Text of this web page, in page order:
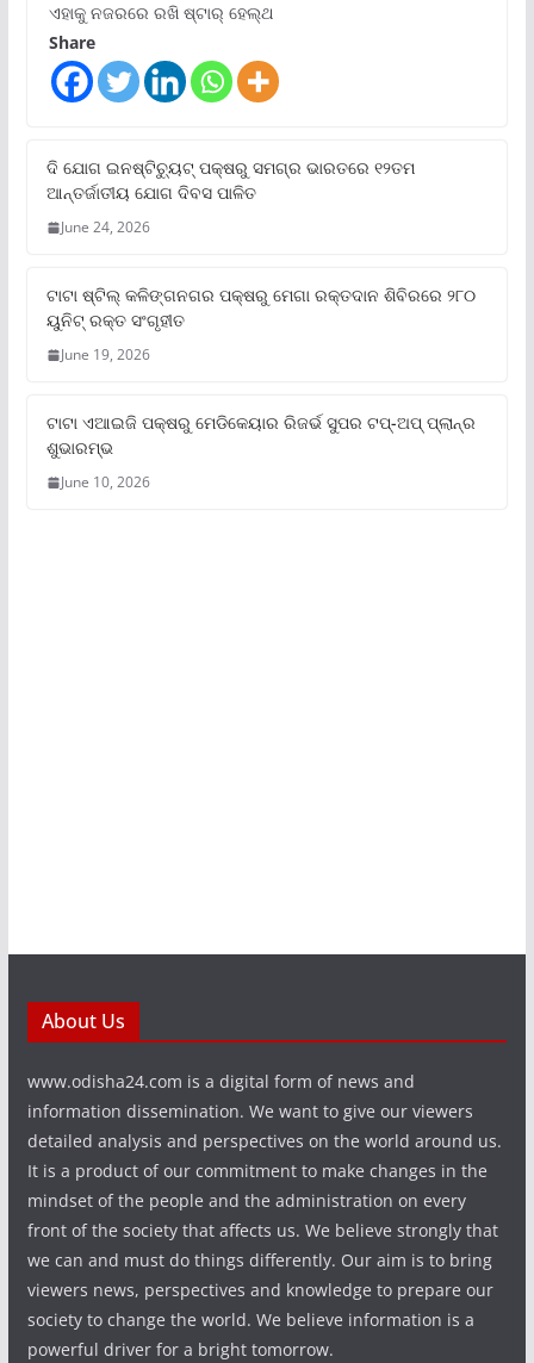
ଏହାକୁ ନଜରରେ ରଖି ଷ୍ଟାର୍ ହେଲ୍‌ଥ
Share
ଦି ଯୋଗ ଇନଷ୍ଟିଚ୍ୟୁଟ୍ ପକ୍ଷରୁ ସମଗ୍ର ଭାରତରେ ୧୨ତମ
ଆନ୍ତର୍ଜାତୀୟ ଯୋଗ ଦିବସ ପାଳିତ
June 24, 2026
ଟାଟା ଷ୍ଟିଲ୍‌ କଳିଙ୍ଗନଗର ପକ୍ଷରୁ ମେଗା ରକ୍ତଦାନ ଶିବିରରେ ୨୮୦
ୟୁନିଟ୍‌ ରକ୍ତ ସଂଗୃହୀତ
June 19, 2026
ଟାଟା ଏଆଇଜି ପକ୍ଷରୁ ମେଡିକେୟାର ରିଜର୍ଭ ସୁପର ଟପ୍‌-ଅପ୍ ପ୍ଲାନ୍‌ର
ଶୁଭାରମ୍ଭ
June 10, 2026
About Us
www.odisha24.com is a digital form of news and
information dissemination. We want to give our viewers
detailed analysis and perspectives on the world around us.
It is a product of our commitment to make changes in the
mindset of the people and the administration on every
front of the society that affects us. We believe strongly that
we can and must do things differently. Our aim is to bring
viewers news, perspectives and knowledge to prepare our
society to change the world. We believe information is a
powerful driver for a bright tomorrow.